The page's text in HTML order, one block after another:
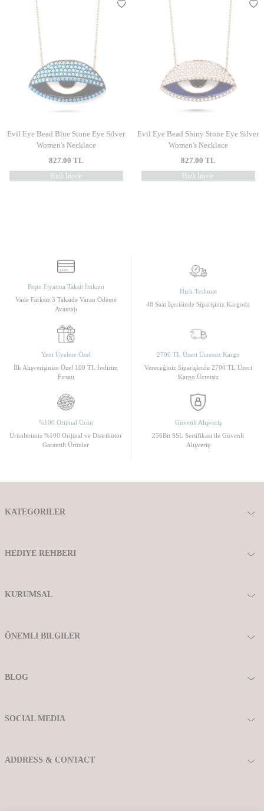
Evil Eye Bead Blue Stone Eye Silver
Women's Necklace
827.00 TL
Hızlı İncele
Evil Eye Bead Shiny Stone Eye Silver
Women's Necklace
827.00 TL
Hızlı İncele
Peşin Fiyatına Taksit İmkanı
Vade Farksız 3 Takside Varan Ödeme
Avantajı
Hızlı Teslimat
48 Saat İçerisinde Siparişiniz Kargoda
Yeni Üyelere Özel
İlk Alışverişinize Özel 100 TL İndirim
Fırsatı
2700 TL Üzeri Ücretsiz Kargo
Vereceğiniz Siparişlerde 2700 TL Üzeri
Kargo Ücretsiz
%100 Orijinal Ürün
Ürünlerimiz %100 Orijinal ve Distribütör
Garantili Ürünler
Güvenli Alışveriş
256Bit SSL Sertifikası ile Güvenli
Alışveriş
KATEGORILER
HEDIYE REHBERI
KURUMSAL
ÖNEMLI BILGILER
BLOG
SOCIAL MEDIA
ADDRESS & CONTACT